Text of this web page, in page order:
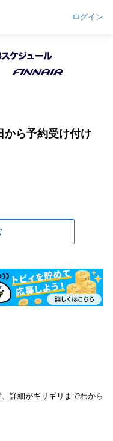
ログイン
から予約受け付け
詳細がギリギリまでわから